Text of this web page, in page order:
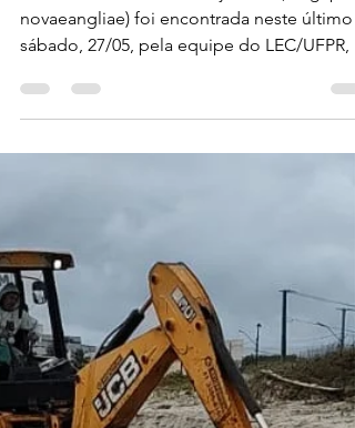
Foto: PMPPR Uma baleia jubarte
sábado, 27/05, pela equipe do LEC/UFPR,
Projeto...